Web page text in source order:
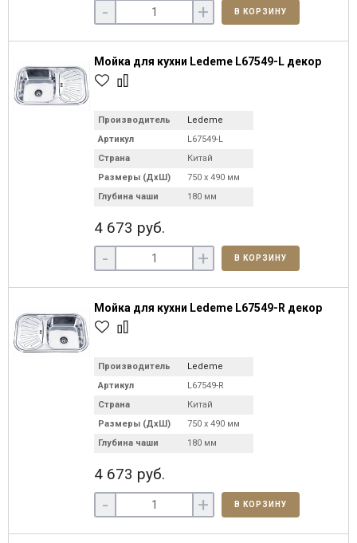
- + В КОРЗИНУ
Мойка для кухни Ledeme L67549-L декор
Производитель
Ledeme
Артикул
L67549-L
Страна
Китай
Размеры (ДхШ)
750 х 490 мм
Глубина чаши
180 мм
4 673 руб.
- + В КОРЗИНУ
Мойка для кухни Ledeme L67549-R декор
Производитель
Ledeme
Артикул
L67549-R
Страна
Китай
Размеры (ДхШ)
750 х 490 мм
Глубина чаши
180 мм
4 673 руб.
- + В КОРЗИНУ